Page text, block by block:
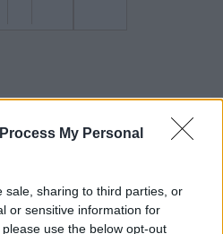
My Personal
sale, sharing to third parties, or
or sensitive information for
use the below opt-out
ΈΛΕΓΞΕ ΚΆΘΕ ΠΙΘΑΝΌ